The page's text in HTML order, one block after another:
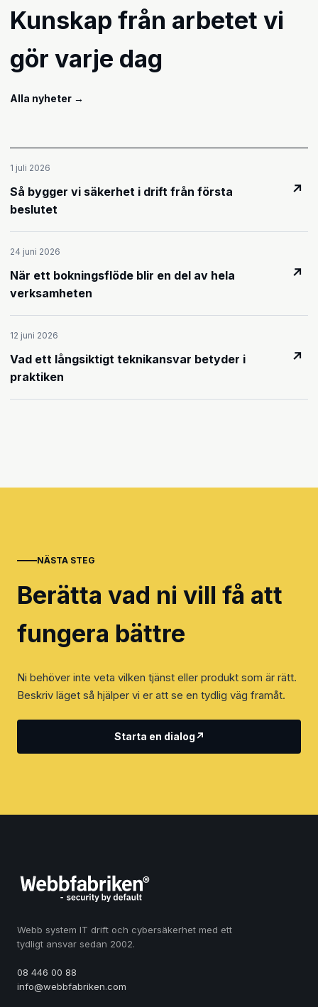
Kunskap från arbetet vi
gör varje dag
Alla nyheter →
1 juli 2026
Så bygger vi säkerhet i drift från första
beslutet
↗
24 juni 2026
När ett bokningsflöde blir en del av hela
verksamheten
↗
12 juni 2026
Vad ett långsiktigt teknikansvar betyder i
praktiken
↗
NÄSTA STEG
Berätta vad ni vill få att
fungera bättre
Ni behöver inte veta vilken tjänst eller produkt som är rätt.
Beskriv läget så hjälper vi er att se en tydlig väg framåt.
Starta en dialog↗
Webb system IT drift och cybersäkerhet med ett
tydligt ansvar sedan 2002.
08 446 00 88
info@webbfabriken.com